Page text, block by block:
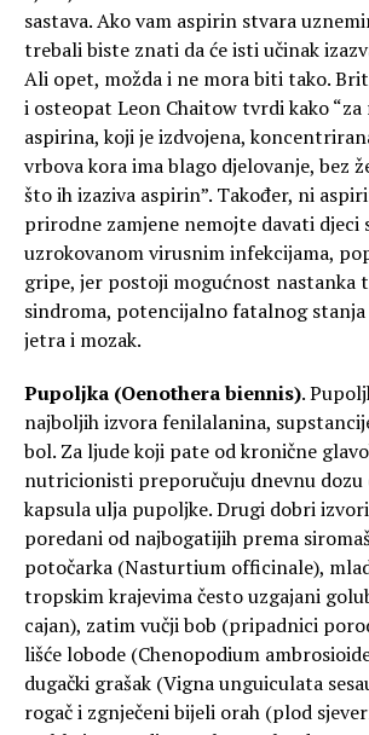
sastava. Ako vam aspirin stvara
trebali biste znati da će isti učinak
Ali opet, možda i ne mora biti tako.
i osteopat Leon Chaitow tvrdi kako
aspirina, koji je izdvojena,
vrbova kora ima blago djelovanje, bez
što ih izaziva aspirin”. Također, ni
prirodne zamjene nemojte davati djeci
uzrokovanom virusnim infekcijama,
gripe, jer postoji mogućnost nastanka
sindroma, potencijalno fatalnog stanja
jetra i mozak.
Pupoljka (Oenothera biennis).
najboljih izvora fenilalanina,
bol. Za ljude koji pate od kronične
nutricionisti preporučuju dnevnu dozu
kapsula ulja pupoljke. Drugi dobri
poredani od najbogatijih prema
potočarka (Nasturtium officinale),
tropskim krajevima često uzgajani
cajan), zatim vučji bob (pripadnici
lišće lobode (Chenopodium
dugački grašak (Vigna unguiculata
rogač i zgnječeni bijeli orah (plod